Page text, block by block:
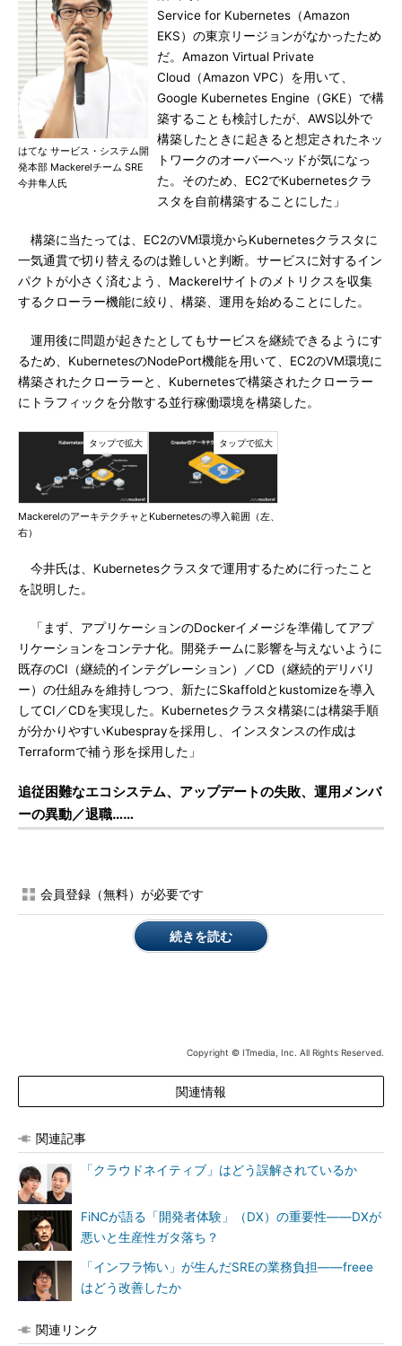
はてな サービス・システム開
発本部 Mackerelチーム SRE
今井隼人氏
Service for Kubernetes（Amazon
EKS）の東京リージョンがなかったため
だ。Amazon Virtual Private
Cloud（Amazon VPC）を用いて、
Google Kubernetes Engine（GKE）で構
築することも検討したが、AWS以外で
構築したときに起きると想定されたネッ
トワークのオーバーヘッドが気になっ
た。そのため、EC2でKubernetesクラ
スタを自前構築することにした」
構築に当たっては、EC2のVM環境からKubernetesクラスタに
一気通貫で切り替えるのは難しいと判断。サービスに対するイン
パクトが小さく済むよう、Mackerelサイトのメトリクスを収集
するクローラー機能に絞り、構築、運用を始めることにした。
運用後に問題が起きたとしてもサービスを継続できるようにす
るため、KubernetesのNodePort機能を用いて、EC2のVM環境に
構築されたクローラーと、Kubernetesで構築されたクローラー
にトラフィックを分散する並行稼働環境を構築した。
MackerelのアーキテクチャとKubernetesの導入範囲（左、
右）
今井氏は、Kubernetesクラスタで運用するために行ったこと
を説明した。
「まず、アプリケーションのDockerイメージを準備してアプ
リケーションをコンテナ化。開発チームに影響を与えないように
既存のCI（継続的インテグレーション）／CD（継続的デリバリ
ー）の仕組みを維持しつつ、新たにSkaffoldとkustomizeを導入
してCI／CDを実現した。Kubernetesクラスタ構築には構築手順
が分かりやすいKubesprayを採用し、インスタンスの作成は
Terraformで補う形を採用した」
追従困難なエコシステム、アップデートの失敗、運用メンバ
ーの異動／退職……
会員登録（無料）が必要です
続きを読む
Copyright © ITmedia, Inc. All Rights Reserved.
関連情報
関連記事
「クラウドネイティブ」はどう誤解されているか
FiNCが語る「開発者体験」（DX）の重要性――DXが
悪いと生産性ガタ落ち？
「インフラ怖い」が生んだSREの業務負担――freee
はどう改善したか
関連リンク